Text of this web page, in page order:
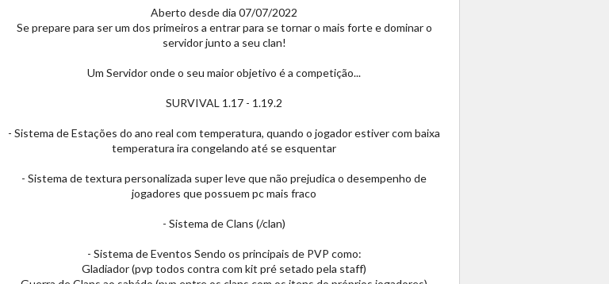
Aberto desde dia 07/07/2022
Se prepare para ser um dos primeiros a entrar para se tornar o mais forte e dominar o
servidor junto a seu clan!
Um Servidor onde o seu maior objetivo é a competição...
SURVIVAL 1.17 - 1.19.2
- Sistema de Estações do ano real com temperatura, quando o jogador estiver com baixa
temperatura ira congelando até se esquentar
- Sistema de textura personalizada super leve que não prejudica o desempenho de
jogadores que possuem pc mais fraco
- Sistema de Clans (/clan)
- Sistema de Eventos Sendo os principais de PVP como:
Gladiador (pvp todos contra com kit pré setado pela staff)